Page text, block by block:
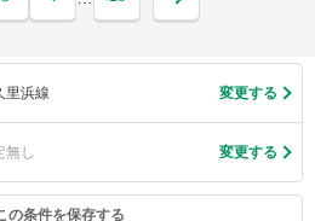
里浜線 変更する
無し 変更する
の条件を保存する